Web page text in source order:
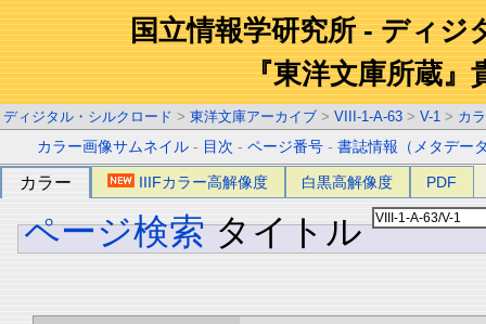
国立情報学研究所 - ディジ
『東洋文庫所蔵』
ディジタル・シルクロード > 東洋文庫アーカイブ > VIII-1-A-63 > V-1 > カ
カラー画像サムネイル - 目次 -ページ番号 -書誌情報（メタデー
カラー IIIFカラー高解像度 白黒高解像度 PDF
ページ検索 タイトル